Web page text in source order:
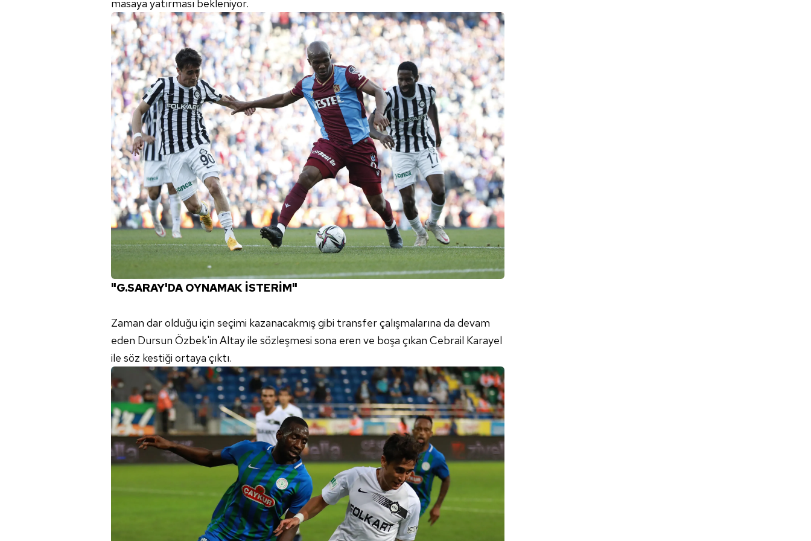
mevzuata uygun olarak kullanılan çerezlerle ilgili bilgi almak için lütfen
masaya yatırması bekleniyor.
"G.SARAY'DA OYNAMAK İSTERİM"
Zaman dar olduğu için seçimi kazanacakmış gibi transfer çalışmalarına da devam
eden Dursun Özbek'in Altay ile sözleşmesi sona eren ve boşa çıkan Cebrail Karayel
ile söz kestiği ortaya çıktı.